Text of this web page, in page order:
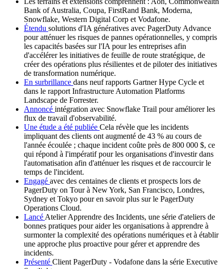
Bank of Australia, Coupa, FirstRand Bank, Moderna,
Snowflake, Western Digital Corp et Vodafone.
Étendu solutions d'IA génératives avec PagerDuty Advance
pour atténuer les risques de pannes opérationnelles, y compris
les capacités basées sur l'IA pour les entreprises afin
d'accélérer les initiatives de feuille de route stratégique, de
créer des opérations plus résilientes et de piloter des initiatives
de transformation numérique.
En surbrillance dans neuf rapports Gartner Hype Cycle et
dans le rapport Infrastructure Automation Platforms
Landscape de Forrester.
Annoncé intégration avec Snowflake Trail pour améliorer les
flux de travail d'observabilité.
Une étude a été publiée Cela révèle que les incidents
impliquant des clients ont augmenté de 43 % au cours de
l'année écoulée ; chaque incident coûte près de 800 000 $, ce
qui répond à l'impératif pour les organisations d'investir dans
l'automatisation afin d'atténuer les risques et de raccourcir le
temps de l'incident.
Engagé avec des centaines de clients et prospects lors de
PagerDuty on Tour à New York, San Francisco, Londres,
Sydney et Tokyo pour en savoir plus sur le PagerDuty
Operations Cloud.
Lancé Atelier Apprendre des Incidents, une série d'ateliers de
bonnes pratiques pour aider les organisations à apprendre à
surmonter la complexité des opérations numériques et à établir
une approche plus proactive pour gérer et apprendre des
incidents.
Présenté Client PagerDuty - Vodafone dans la série Executive